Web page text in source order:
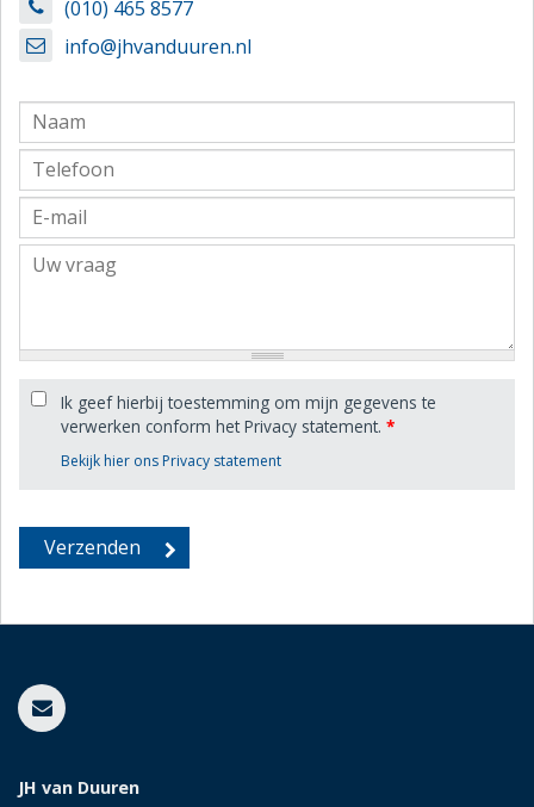
(010) 465 8577
info@jhvanduuren.nl
Ik geef hierbij toestemming om mijn gegevens te
verwerken conform het Privacy statement. *
Bekijk hier ons Privacy statement
JH van Duuren